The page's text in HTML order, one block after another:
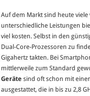
Auf dem Markt sind heute
unterschiedliche Leistungen
viel kosten. Selbst in den
Dual-Core-Prozessoren zu
Gigahertz takten. Bei
mittlerweile zum Standard
Geräte sind oft schon mit
ausgestattet, die in bis zu 2,8